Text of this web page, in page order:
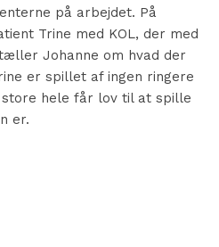
på arbejdet. På
Trine med KOL, der med
Johanne om hvad der
er spillet af ingen ringere
hele får lov til at spille
er.